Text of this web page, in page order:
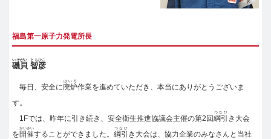
福島第一原子力発電所長
磯貝
いそがい
智彦
ともひこ
毎日、安全に廃炉
はいろ
作業を進めていただき、本当にありがとうございま
す。
1Fでは、昨年に引き続き、安全衛生推進協議会主催の第2回綱引
つなひ
き大会
を開催
かいさい
することができました。 綱引
つなひ
き大会は、協力企業のみなさんと当社